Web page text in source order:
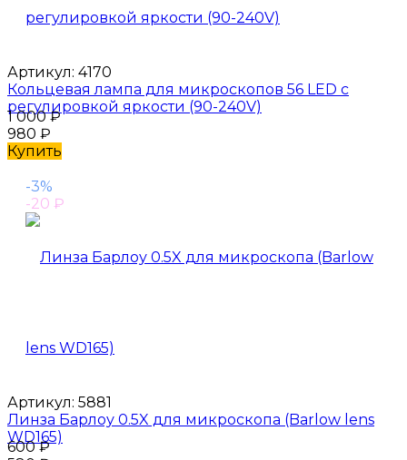
Артикул: 4170
Кольцевая лампа для микроскопов 56 LED с
регулировкой яркости (90-240V)
1 000₽
980 ₽
Купить
-3%
-20 ₽
Артикул: 5881
Линза Барлоу 0.5X для микроскопа (Barlow lens
WD165)
600₽